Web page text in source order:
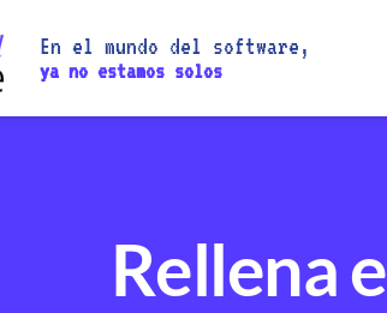
En el mundo del software,
ya no estamos solos
Rellena